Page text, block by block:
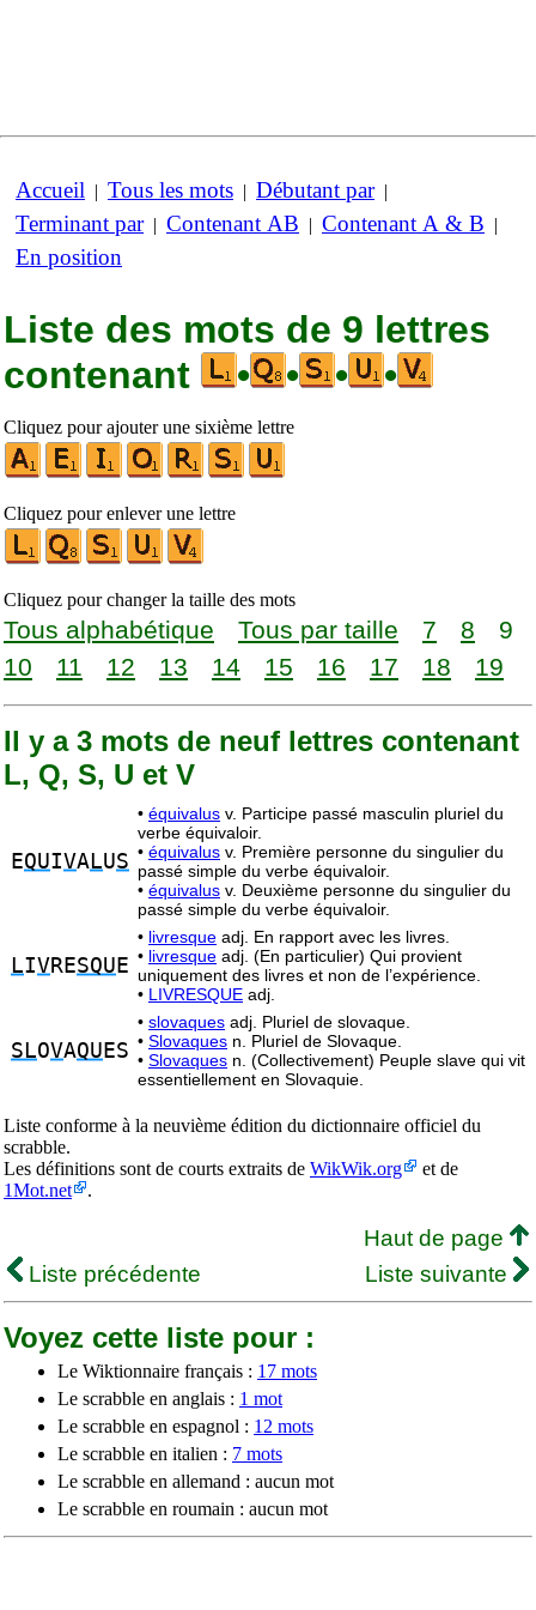
Accueil | Tous les mots | Débutant par|
Terminant par| Contenant AB | Contenant A & B |
En position
Liste des mots de 9 lettres
contenant
• • • •
Cliquez pour ajouter une sixième lettre
Cliquez pour enlever une lettre
Cliquez pour changer la taille des mots
Tous alphabétique Tous par taille 7 8
9
10
11 12 13 14 15 16 17 18 19
Il y a 3 mots de neuf lettres contenant
L, Q, S, U et V
EQUIVALUS
• équivalus v. Participe passé masculin pluriel du
verbe équivaloir.
• équivalus v. Première personne du singulier du
passé simple du verbe équivaloir.
• équivalus v. Deuxième personne du singulier du
passé simple du verbe équivaloir.
LIVRESQU E
• livresque adj. En rapport avec les livres.
• livresque adj. (En particulier) Qui provient
uniquement des livres et non de l’expérience.
• LIVRESQUE adj.
SLOVAQU ES
• slovaques adj. Pluriel de slovaque.
• Slovaques n. Pluriel de Slovaque.
• Slovaques n. (Collectivement) Peuple slave qui vit
essentiellement en Slovaquie.
Liste conforme à la neuvième édition du dictionnaire officiel du
scrabble.
Les définitions sont de courts extraits de WikWik.org
et de
1Mot.net
.
Haut de page
Liste précédente
Liste suivante
Voyez cette liste pour :
Le Wiktionnaire français : 17 mots
Le scrabble en anglais : 1 mot
Le scrabble en espagnol : 12 mots
Le scrabble en italien : 7 mots
Le scrabble en allemand : aucun mot
Le scrabble en roumain : aucun mot